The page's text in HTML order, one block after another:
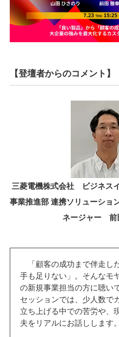
【登壇者からのコメント】
三菱電機株式会社 ビジネス
事業推進部 連携ソリューショ
ネージャー 前
「顧客の成功まで伴走し
手も足りない」。そんなモ
の新規事業担当の方に聴い
セッションでは、少人数で
立ち上げる中での苦労や、
夫をリアルにお話しします。